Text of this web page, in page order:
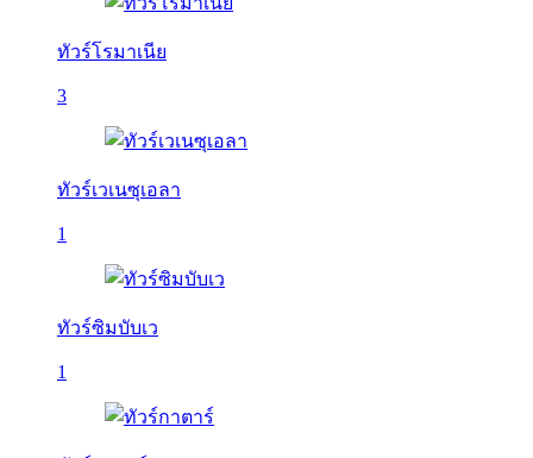
ทัวร์โรมาเนีย
3
ทัวร์เวเนซุเอลา
1
ทัวร์ซิมบับเว
1